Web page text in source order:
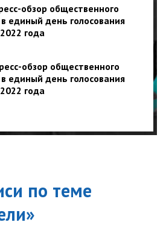
обзор общественного
единый день голосования
года
обзор общественного
единый день голосования
года
по теме
»